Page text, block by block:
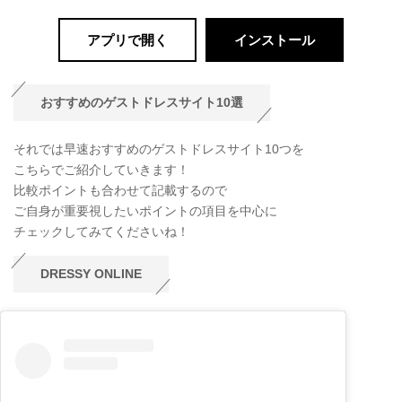
アプリで開く インストール
おすすめのゲストドレスサイト10選
それでは早速おすすめのゲストドレスサイト10つを
こちらでご紹介していきます！
比較ポイントも合わせて記載するので
ご自身が重要視したいポイントの項目を中心に
チェックしてみてくださいね！
DRESSY ONLINE